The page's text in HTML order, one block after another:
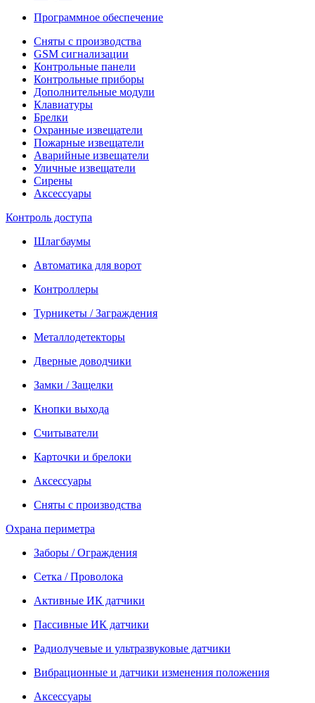
Программное обеспечение
Сняты с производства
GSM сигнализации
Контрольные панели
Контрольные приборы
Дополнительные модули
Клавиатуры
Брелки
Охранные извещатели
Пожарные извещатели
Аварийные извещатели
Уличные извещатели
Сирены
Аксессуары
Контроль доступа
Шлагбаумы
Автоматика для ворот
Контроллеры
Турникеты / Заграждения
Металлодетекторы
Дверные доводчики
Замки / Защелки
Кнопки выхода
Считыватели
Карточки и брелоки
Аксессуары
Сняты с производства
Охрана периметра
Заборы / Ограждения
Сетка / Проволока
Активные ИК датчики
Пассивные ИК датчики
Радиолучевые и ультразвуковые датчики
Вибрационные и датчики изменения положения
Аксессуары